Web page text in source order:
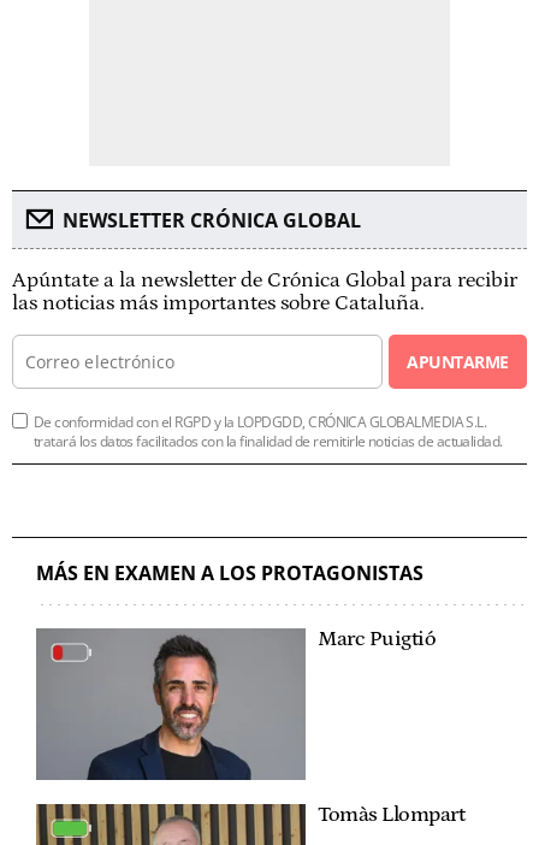
NEWSLETTER CRÓNICA GLOBAL
Apúntate a la newsletter de Crónica Global para recibir
las noticias más importantes sobre Cataluña.
APUNTARME
De conformidad con el RGPD y la LOPDGDD, CRÓNICA GLOBALMEDIA S.L.
tratará los datos facilitados con la finalidad de remitirle noticias de actualidad.
MÁS EN EXAMEN A LOS PROTAGONISTAS
Marc Puigtió
Tomàs Llompart